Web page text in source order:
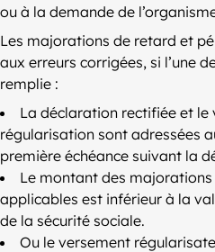
ou à la demande de
Les majorations de retard et
aux erreurs corrigées, si l’une
remplie :
La déclaration rectifiée et le
régularisation sont adressées
première échéance suivant la
Le montant des
applicables est inférieur à la
de la sécurité sociale.
Ou le versement